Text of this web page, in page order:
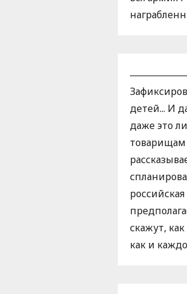
детей... И
даже это
товарищам
скажут,
как и